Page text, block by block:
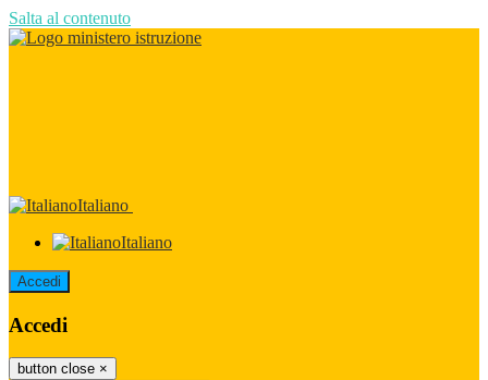
Salta al contenuto
Italiano
Italiano
Accedi
Accedi
button close ×